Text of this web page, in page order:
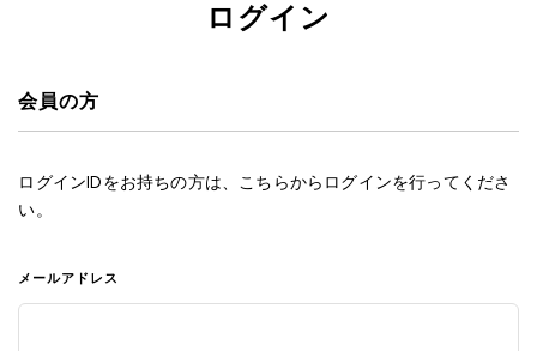
ログイン
会員の方
ログインIDをお持ちの方は、こちらからログインを行ってくださ
い。
メールアドレス